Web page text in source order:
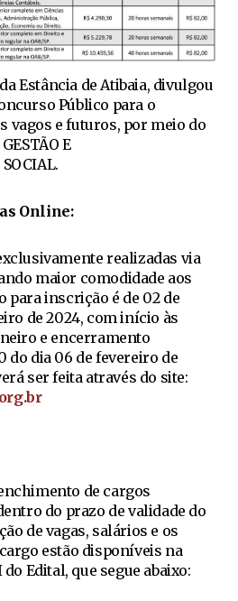
Estância de Atibaia, divulgou
Público para o
vagos e futuros, por meio do
E
Online:
realizadas via
maior comodidade aos
para inscrição é de 02 de
de 2024, com início às
e encerramento
do dia 06 de fevereiro de
ser feita através do site:
de cargos
do prazo de validade do
de vagas, salários e os
estão disponíveis na
Edital, que segue abaixo: